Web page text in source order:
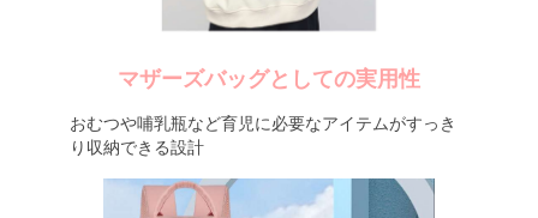
マザーズバッグとしての実用性
おむつや哺乳瓶など育児に必要なアイテムがすっき
り収納できる設計